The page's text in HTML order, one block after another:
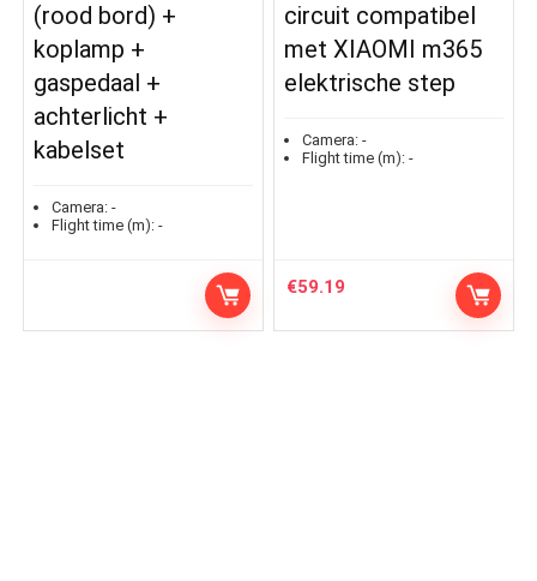
(rood bord) +
koplamp +
gaspedaal +
achterlicht +
kabelset
Camera: -
Flight time (m): -
circuit compatibel
met XIAOMI m365
elektrische step
Camera: -
Flight time (m): -
€59.19